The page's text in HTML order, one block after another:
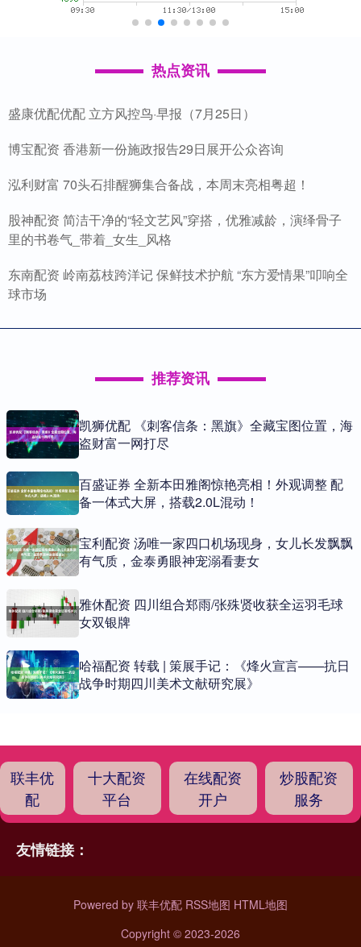
热点资讯
盛康优配优配 立方风控鸟·早报（7月25日）
博宝配资 香港新一份施政报告29日展开公众咨询
泓利财富 70头石排醒狮集合备战，本周末亮相粤超！
股神配资 简洁干净的“轻文艺风”穿搭，优雅减龄，演绎骨子
里的书卷气_带着_女生_风格
东南配资 岭南荔枝跨洋记 保鲜技术护航 “东方爱情果”叩响全
球市场
推荐资讯
凯狮优配 《刺客信条：黑旗》全藏宝图位置，海
盗财富一网打尽
百盛证券 全新本田雅阁惊艳亮相！外观调整 配
备一体式大屏，搭载2.0L混动！
宝利配资 汤唯一家四口机场现身，女儿长发飘飘
有气质，金泰勇眼神宠溺看妻女
雅休配资 四川组合郑雨/张殊贤收获全运羽毛球
女双银牌
哈福配资 转载 | 策展手记：《烽火宣言——抗日
战争时期四川美术文献研究展》
联丰优
配
十大配资
平台
在线配资
开户
炒股配资
服务
友情链接：
Powered by 联丰优配 RSS地图 HTML地图
Copyright © 2023-2026